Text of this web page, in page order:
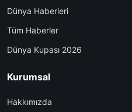
Dünya Haberleri
Tüm Haberler
Dünya Kupası 2026
Kurumsal
Hakkımızda